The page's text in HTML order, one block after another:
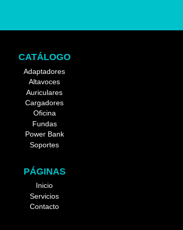
CATÁLOGO
Adaptadores
Altavoces
Auriculares
Cargadores
Oficina
Fundas
Power Bank
Soportes
PÁGINAS
Inicio
Servicios
Contacto